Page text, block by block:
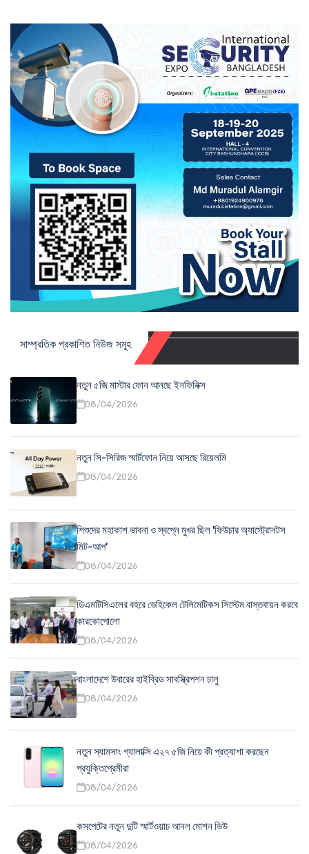
সাম্প্রতিক প্রকাশিত নিউজ সমূহ
নতুন ৫জি মাস্টার ফোন আনছে ইনফিনিক্স
08/04/2026
নতুন সি-সিরিজ স্মার্টফোন নিয়ে আসছে রিয়েলমি
08/04/2026
শিশুদের মহাকাশ ভাবনা ও স্বপ্নে মুখর ছিল 'ফিউচার অ্যাস্ট্রোনটস
মিট-আপ'
08/04/2026
ডিএমটিসিএলের বহরে ভেহিকেল টেলিমেটিকস সিস্টেম বাস্তবায়ন করবে
কারকোপোলো
08/04/2026
বাংলাদেশে উবারের হাইব্রিড সাবস্ক্রিপশন চালু
08/04/2026
নতুন স্যামসাং গ্যালাক্সি এ২৭ ৫জি নিয়ে কী প্রত্যাশা করছেন
প্রযুক্তিপ্রেমীরা
08/04/2026
কসপেটের নতুন দুটি স্মার্টওয়াচ আনল মোশন ভিউ
08/04/2026